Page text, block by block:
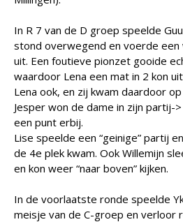
In R 7 van de D groep speelde
stond overwegend en voerde een
uit. Een foutieve pionzet gooide
waardoor Lena een mat in 2 kon
Lena ook, en zij kwam daardoor
Jesper won de dame in zijn partij-
een punt erbij.
Lise speelde een “geinige” partij
de 4e plek kwam. Ook Willemijn
en kon weer “naar boven” kijken.
In de voorlaatste ronde speelde
meisje van de C-groep en verloor